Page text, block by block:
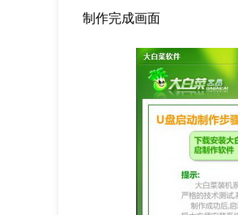
制作完成画面